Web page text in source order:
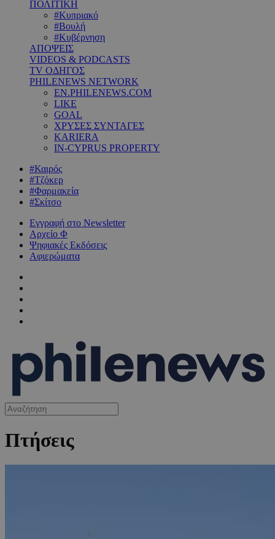
ΠΟΛΙΤΙΚΗ
#Κυπριακό
#Βουλή
#Κυβέρνηση
ΑΠΟΨΕΙΣ
VIDEOS & PODCASTS
TV ΟΔΗΓΟΣ
PHILENEWS NETWORK
EN.PHILENEWS.COM
LIKE
GOAL
ΧΡΥΣΕΣ ΣΥΝΤΑΓΕΣ
KARIERA
IN-CYPRUS PROPERTY
#Καιρός
#Τζόκερ
#Φαρμακεία
#Σκίτσο
Εγγραφή στο Newsletter
Αρχείο Φ
Ψηφιακές Εκδόσεις
Αφιερώματα
Πτήσεις